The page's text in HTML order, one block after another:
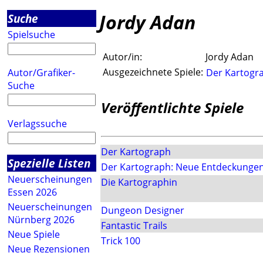
Suche
Spielsuche
Autor/Grafiker-
Suche
Verlagssuche
Spezielle Listen
Neuerscheinungen
Essen 2026
Neuerscheinungen
Nürnberg 2026
Neue Spiele
Neue Rezensionen
Jordy Adan
Autor/in:
Jordy Adan
Ausgezeichnete Spiele: Der
Veröffentlichte Spiele
Der Kartograph
Der Kartograph: Neue
Die Kartographin
Dungeon Designer
Fantastic Trails
Trick 100